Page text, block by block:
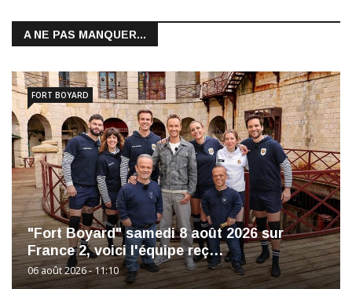
A NE PAS MANQUER...
"Fort Boyard" samedi 8 août 2026 sur
France 2, voici l'équipe reç…
06 août 2026 - 11:10
FORT BOYARD